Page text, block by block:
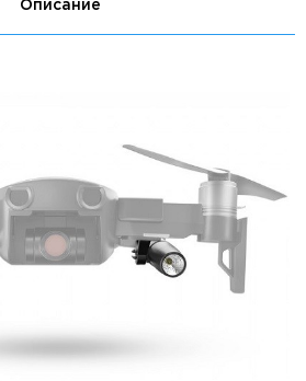
Описание